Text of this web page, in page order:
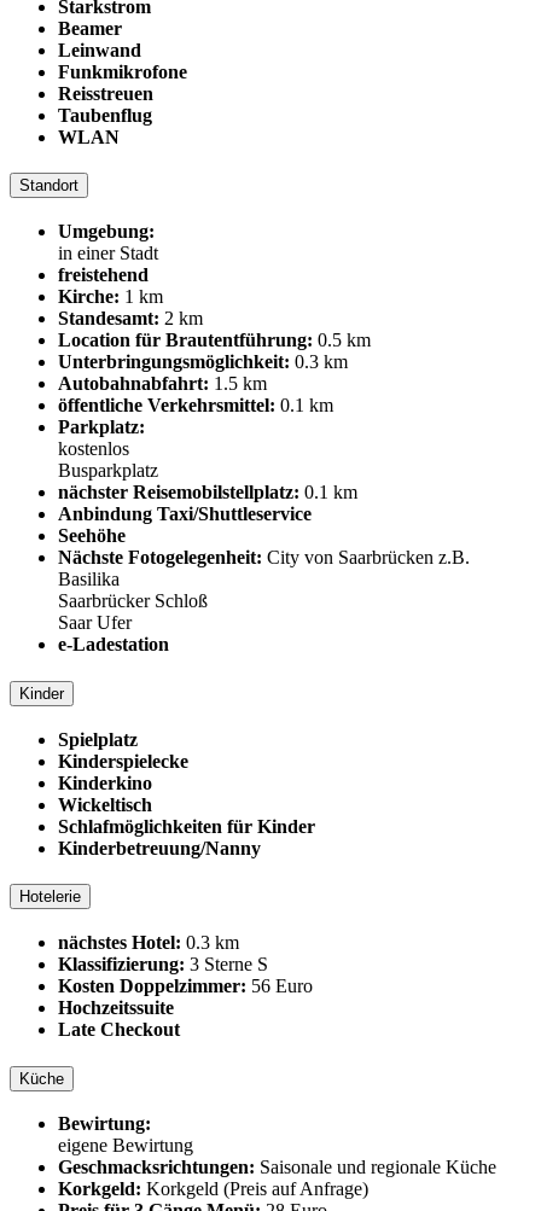
Starkstrom
Beamer
Leinwand
Funkmikrofone
Reisstreuen
Taubenflug
WLAN
Standort
Umgebung:
in einer Stadt
freistehend
Kirche: 1 km
Standesamt: 2 km
Location für Brautentführung: 0.5 km
Unterbringungsmöglichkeit: 0.3 km
Autobahnabfahrt: 1.5 km
öffentliche Verkehrsmittel: 0.1 km
Parkplatz:
kostenlos
Busparkplatz
nächster Reisemobilstellplatz: 0.1 km
Anbindung Taxi/Shuttleservice
Seehöhe
Nächste Fotogelegenheit: City von Saarbrücken z.B.
Basilika
Saarbrücker Schloß
Saar Ufer
e-Ladestation
Kinder
Spielplatz
Kinderspielecke
Kinderkino
Wickeltisch
Schlafmöglichkeiten für Kinder
Kinderbetreuung/Nanny
Hotelerie
nächstes Hotel: 0.3 km
Klassifizierung: 3 Sterne S
Kosten Doppelzimmer: 56 Euro
Hochzeitssuite
Late Checkout
Küche
Bewirtung:
eigene Bewirtung
Geschmacksrichtungen: Saisonale und regionale Küche
Korkgeld: Korkgeld (Preis auf Anfrage)